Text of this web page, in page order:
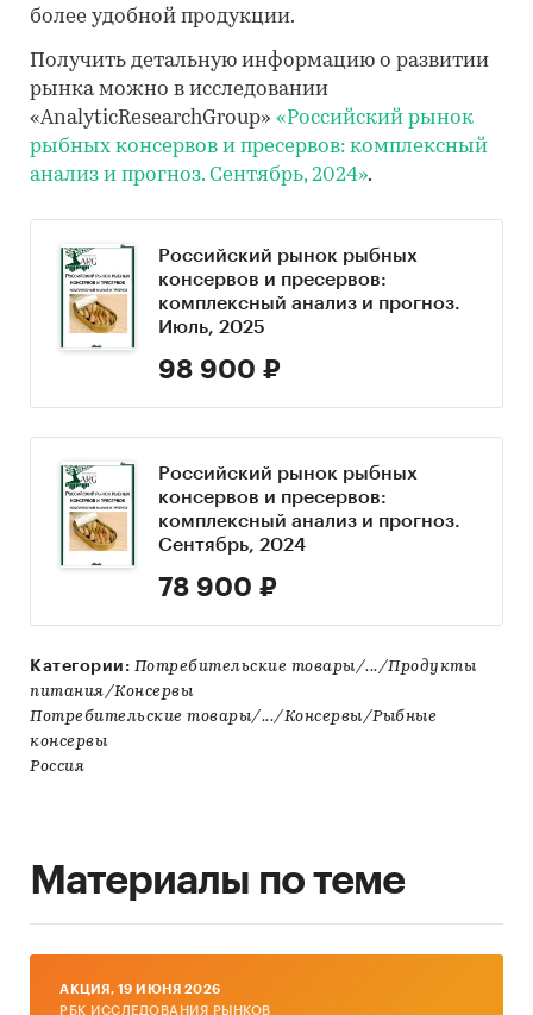
более удобной продукции.
Получить детальную информацию о развитии
рынка можно в исследовании
«AnalyticResearchGroup» «Российский рынок
рыбных консервов и пресервов: комплексный
анализ и прогноз. Сентябрь, 2024».
Российский рынок рыбных
консервов и пресервов:
комплексный анализ и прогноз.
Июль, 2025
98 900 ₽
Российский рынок рыбных
консервов и пресервов:
комплексный анализ и прогноз.
Сентябрь, 2024
78 900 ₽
Категории: Потребительские товары/.../Продукты
питания/Консервы
Потребительские товары/.../Консервы/Рыбные
консервы
Россия
Материалы по теме
AКЦИЯ, 19 ИЮНЯ 2026
РБК ИССЛЕДОВАНИЯ РЫНКОВ